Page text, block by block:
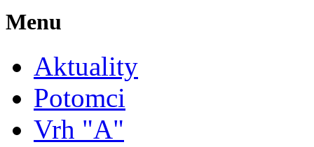
Menu
Aktuality
Potomci
Vrh "A"